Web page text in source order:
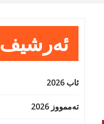
ئەرشیف
ئاب 2026
تەممووز 2026